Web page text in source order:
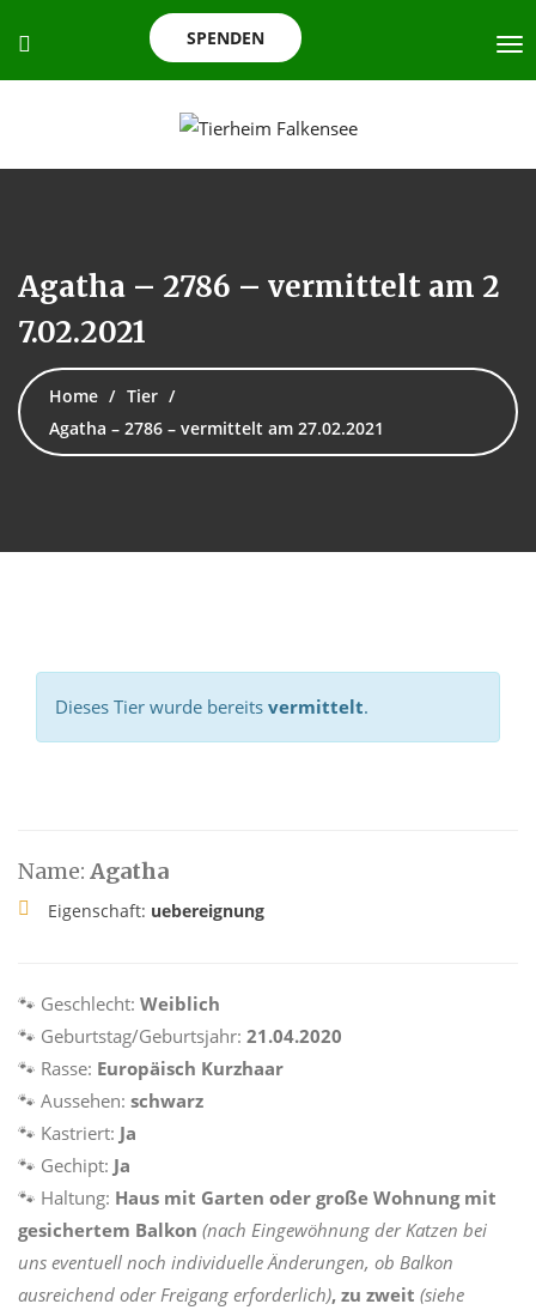
SPENDEN
Agatha – 2786 – vermittelt am 2
7.02.2021
Home
Tier
Agatha – 2786 – vermittelt am 27.02.2021
Dieses Tier wurde bereits vermittelt.
Name: Agatha
Eigenschaft: uebereignung
🐾 Geschlecht: Weiblich
🐾 Geburtstag/Geburtsjahr: 21.04.2020
🐾 Rasse: Europäisch Kurzhaar
🐾 Aussehen: schwarz
🐾 Kastriert: Ja
🐾 Gechipt: Ja
🐾 Haltung: Haus mit Garten oder große Wohnung mit
gesichertem Balkon (nach Eingewöhnung der Katzen bei
uns eventuell noch individuelle Änderungen, ob Balkon
ausreichend oder Freigang erforderlich), zu zweit (siehe